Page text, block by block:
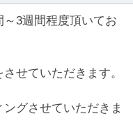
3週間程度頂いてお
せていただきます。
グさせていただきま